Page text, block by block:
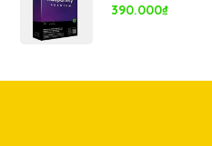
390.000₫